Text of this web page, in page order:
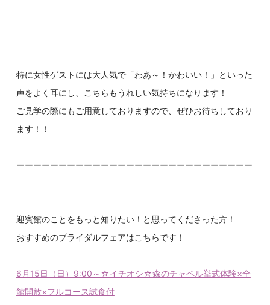
特に女性ゲストには大人気で「わあ～！かわいい！」といった
声をよく耳にし、こちらもうれしい気持ちになります！
ご見学の際にもご用意しておりますので、ぜひお待ちしており
ます！！
ーーーーーーーーーーーーーーーーーーーーーーーーーーーー
迎賓館のことをもっと知りたい！と思ってくださった方！
おすすめのブライダルフェアはこちらです！
6月15日（日）9:00～☆イチオシ☆森のチャペル挙式体験×全
館開放×フルコース試食付